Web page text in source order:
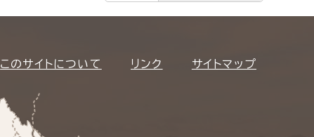
このサイトについて リンク サイトマップ